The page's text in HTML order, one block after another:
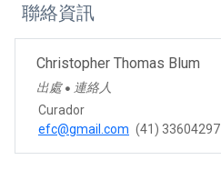
聯絡資訊
Christopher Thomas Blum
出處 ● 連絡人
Curador
efc@gmail.com (41) 33604297